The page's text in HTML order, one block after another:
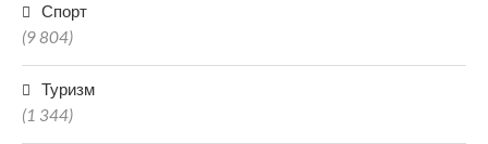
Спорт
(9 804)
Туризм
(1 344)